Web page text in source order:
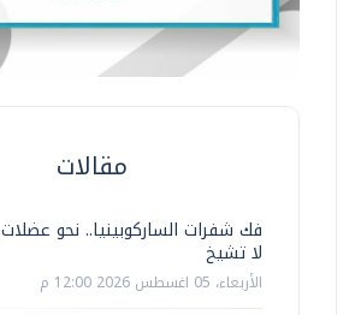
مقالات
فك شفرات الساركوبينيا.. نحو عضلات
لا تشيخ
الأربعاء، 05 اغسطس 2026 12:00 م